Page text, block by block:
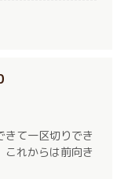
きて一区切りでき
これからは前向き